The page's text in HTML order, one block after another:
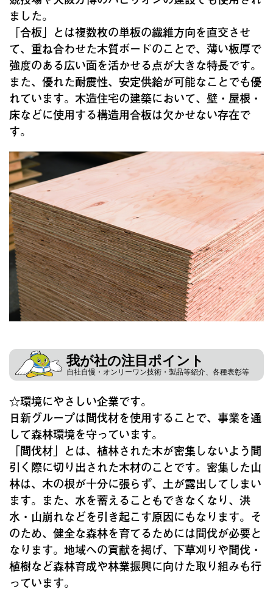
ました。
「合板」とは複数枚の単板の繊維方向を直交させ
て、重ね合わせた木質ボードのことで、薄い板厚で
強度のある広い面を活かせる点が大きな特長です。
また、優れた耐震性、安定供給が可能なことでも優
れています。木造住宅の建築において、壁・屋根・
床などに使用する構造用合板は欠かせない存在で
す。
我が社の注目ポイント
自社自慢・オンリーワン技術・製品等紹介、各種表彰等
☆環境にやさしい企業です。
日新グループは間伐材を使用することで、事業を通
して森林環境を守っています。
「間伐材」とは、植林された木が密集しないよう間
引く際に切り出された木材のことです。密集した山
林は、木の根が十分に張らず、土が露出してしまい
ます。また、水を蓄えることもできなくなり、洪
水・山崩れなどを引き起こす原因にもなります。そ
のため、健全な森林を育てるためには間伐が必要と
なります。地域への貢献を掲げ、下草刈りや間伐・
植樹など森林育成や林業振興に向けた取り組みも行
っています。